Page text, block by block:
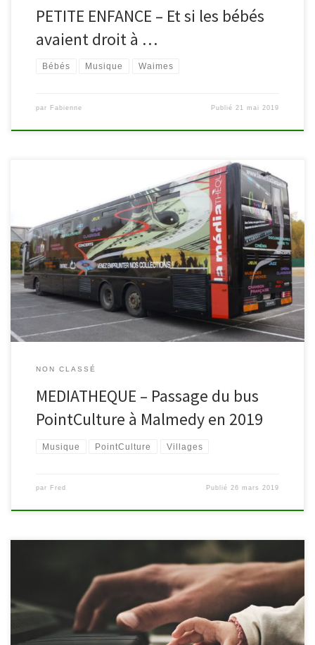
PETITE ENFANCE – Et si les bébés
avaient droit à …
Bébés Musique Waimes
par Fabienne Publié 21 mai 2019
Le bus s’arrêtera au stade de football (av. du Pont de Warche,1)
de 11h 15 à 13h45 les samedis suivants : 12 et 26 janvier, 9 et 23
février, 9 et 23 mars, 6 et 20 avril, 4 et 18 mai, 1er, 15 et 29 juin, 13
et 27 juillet, […]
NON CLASSÉ
MEDIATHEQUE – Passage du bus
PointCulture à Malmedy en 2019
Musique PointCulture Villages
par Fred Publié26 mars 2019
Et si les bébés avaient droit à leur concert ? La bibliothèque de
Sourbrodt se met à l’heure classique et invite les petites et
grandes oreilles pour un petit concert suivi d’un atelier animé par
l’Académie de Malmedy. Un moment tout doux à partager.